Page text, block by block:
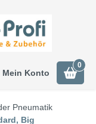
Mein Konto
0
Pneumatik
Big